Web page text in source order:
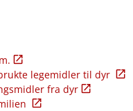
legemidler til dyr
fra dyr